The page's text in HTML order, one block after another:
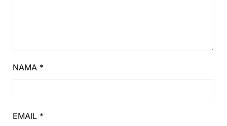
NAMA *
EMAIL *